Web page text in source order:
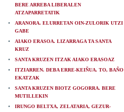
BERE ARREBA LIBERALEN
ATZAPARRETATIK
ARANORA. ELURRETAN OIN-ZULORIK UTZI
GABE
AIAKO ERASOA. LIZARRAGA TA SANTA
KRUZ
SANTA KRUZEN ITZAK AIAKO ERASOAZ
ITZIARREN. DEBA ERRE-KEIÑUA. TO, BAÑO
EKATZAK
SANTA KRUZEN BIOTZ GOGORRA. BERE
MUTILLEKIN
IRUNGO BELTXA, ZELATARIA, GEZUR-